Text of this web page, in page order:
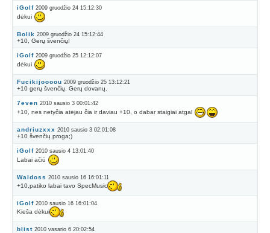
iGolf 2009 gruodžio 24 15:12:30
dėkui
Bolik 2009 gruodžio 24 15:12:44
+10, Gerų švenčių!
iGolf 2009 gruodžio 25 12:12:07
dėkui
Fucikijoooou 2009 gruodžio 25 13:12:21
+10 gerų švenčių. Gerų dovanų.
7even 2010 sausio 3 00:01:42
+10, nes netyčia atėjau čia ir daviau +10, o dabar staigiai atgal
andriuzxxx 2010 sausio 3 02:01:08
+10 švenčių proga;)
iGolf 2010 sausio 4 13:01:40
Labai ačiū
Waldoss 2010 sausio 16 16:01:11
+10,patiko labai tavo SpecMusic
iGolf 2010 sausio 16 16:01:04
Kieša dėkui
blist 2010 vasario 6 20:02:54